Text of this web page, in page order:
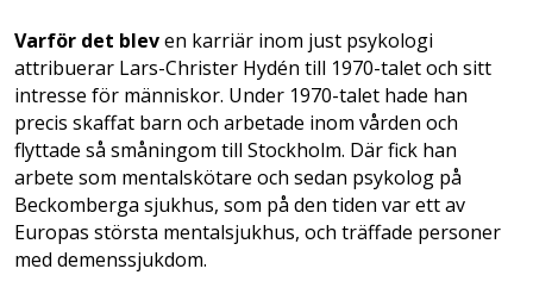
Varför det bleven karriär inom just psykologi
attribuerar Lars-Christer Hydén till 1970-talet och sitt
intresse för människor. Under 1970-talet hade han
precis skaffat barn och arbetade inom vården och
flyttade så småningom till Stockholm. Där fick han
arbete som mentalskötare och sedan psykolog på
Beckomberga sjukhus, som på den tiden var ett av
Europas största mentalsjukhus, och träffade personer
med demenssjukdom.